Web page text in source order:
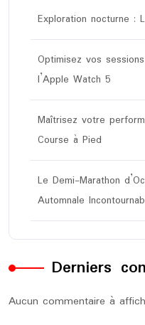
Exploration nocturne :
Optimisez vos
l’Apple Watch 5
Maîtrisez votre
Course à Pied
Le Demi-Marathon
Automnale
Derniers
Aucun commentaire à